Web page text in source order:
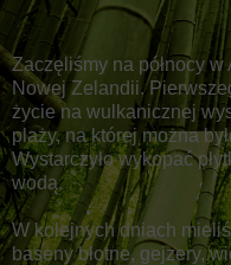
Zaczęliśmy na północy
Nowej Zelandii.
życie na wulkanicznej
plaży, na której można
Wystarczyło wykopać
wodą.
W kolejnych dniach
baseny błotne, gejzery,